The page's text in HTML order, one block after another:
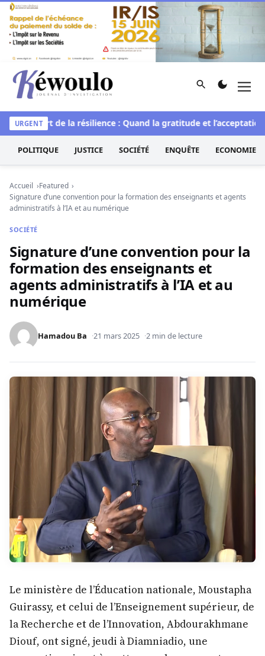
Aller au contenu
Kéwoulo, le premier site d'information et d'investigation
Rechercher
URGENT
L’art de la résilience : Quand la gratitude et l’acceptation
POLITIQUE JUSTICE SOCIÉTÉ ENQUÊTE ECONOMIE
Accueil
Featured
Signature d’une convention pour la formation des enseignants et agents
administratifs à l’IA et au numérique
SOCIÉTÉ
Signature d’une convention pour la
formation des enseignants et
agents administratifs à l’IA et au
numérique
Hamadou Ba 21 mars 2025 2 min de lecture
Le ministère de l’Éducation nationale, Moustapha
Guirassy, et celui de l’Enseignement supérieur, de
la Recherche et de l’Innovation, Abdourakhmane
Diouf, ont signé, jeudi à Diamniadio, une